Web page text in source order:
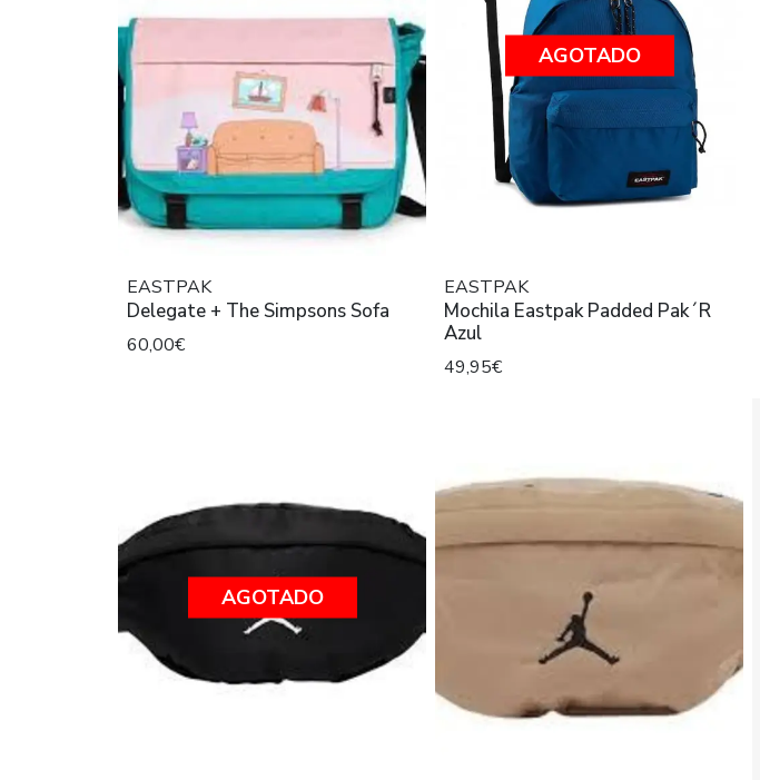
EASTPAK
Delegate + The Simpsons Sofa
60,00€
AGOTADO
EASTPAK
Mochila Eastpak Padded Pak´R
Azul
49,95€
AGOTADO